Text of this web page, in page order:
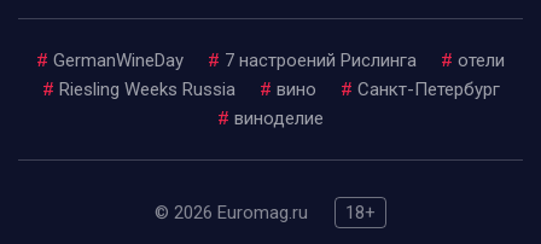
# GermanWineDay # 7 настроений Рислинга # отели
# Riesling Weeks Russia # вино # Санкт-Петербург
# виноделие
© 2026 Euromag.ru
18+